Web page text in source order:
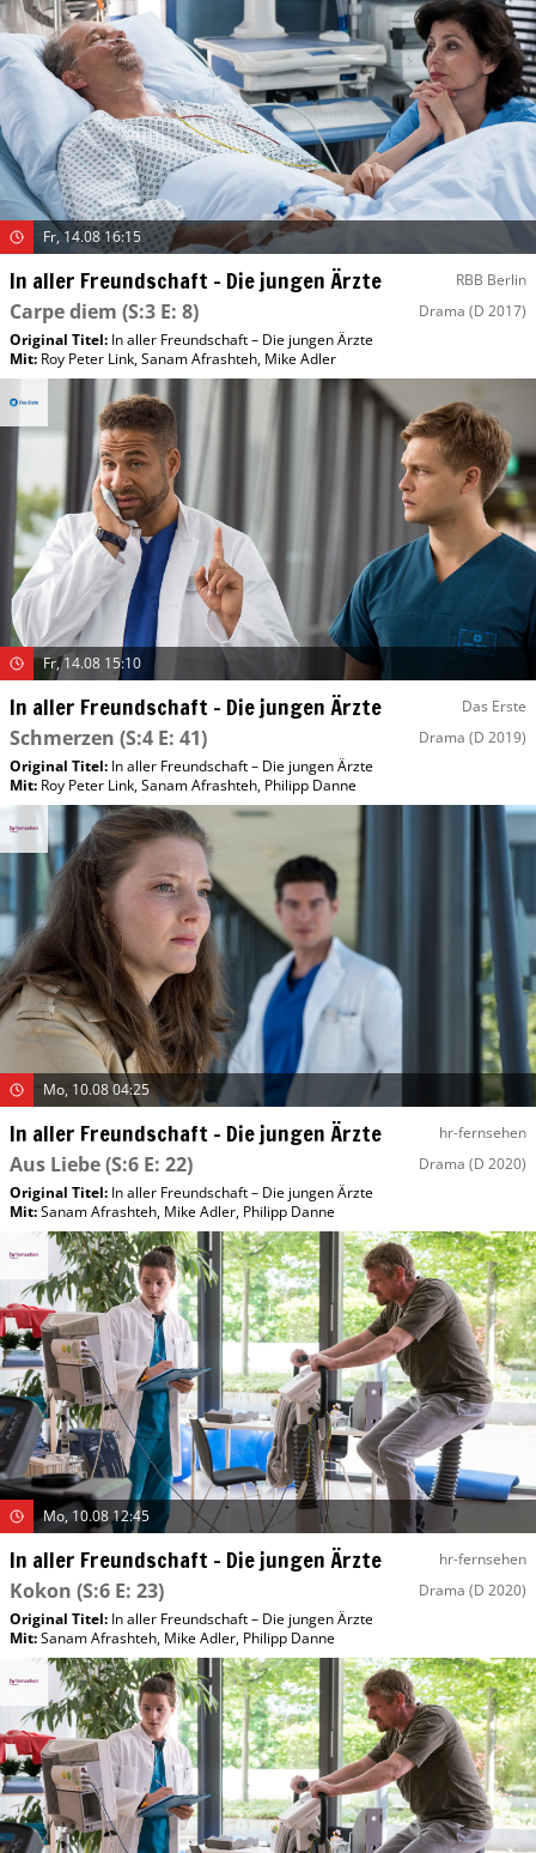
Fr, 14.08 16:15
In aller Freundschaft – Die jungen Ärzte RBB Berlin
Carpe diem (S:3 E: 8) Drama (D 2017)
Original Titel: In aller Freundschaft – Die jungen Ärzte
Mit: Roy Peter Link,Sanam Afrashteh, Mike Adler
Fr, 14.08 15:10
In aller Freundschaft – Die jungen Ärzte Das Erste
Schmerzen (S:4 E: 41) Drama (D 2019)
Original Titel: In aller Freundschaft – Die jungen Ärzte
Mit: Roy Peter Link,Sanam Afrashteh, Philipp Danne
Mo, 10.08 04:25
In aller Freundschaft – Die jungen Ärzte hr-fernsehen
Aus Liebe(S:6 E: 22) Drama (D 2020)
Original Titel: In aller Freundschaft – Die jungen Ärzte
Mit:Sanam Afrashteh, Mike Adler, Philipp Danne
Mo, 10.08 12:45
In aller Freundschaft – Die jungen Ärzte hr-fernsehen
Kokon (S:6 E: 23) Drama (D 2020)
Original Titel: In aller Freundschaft – Die jungen Ärzte
Mit:Sanam Afrashteh, Mike Adler, Philipp Danne